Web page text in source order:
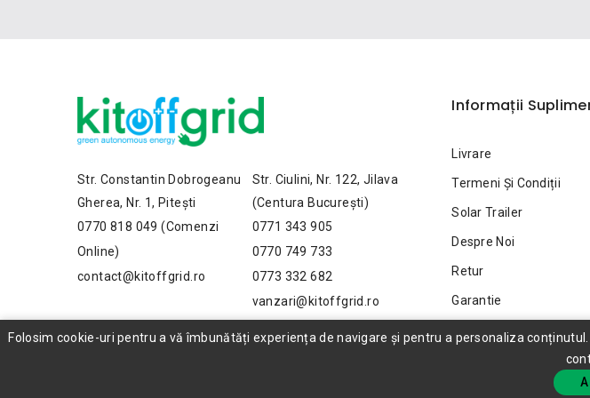
Str. Constantin Dobrogeanu
Gherea, Nr. 1, Pitești
0770 818 049 (Comenzi
Online)
contact@kitoffgrid.ro
Str. Ciulini, Nr. 122, Jilava
(Centura București)
0771 343 905
0770 749 733
0773 332 682
vanzari@kitoffgrid.ro
Folosim cookie-uri pentru a vă îmbunătăți experiența de navigare și pentru a personaliza
Informații
Livrare
Termeni Și Condiții
Solar Trailer
Despre Noi
Retur
Garantie